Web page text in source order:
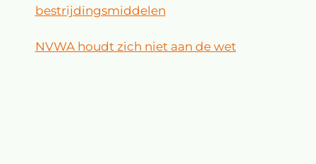
bestrijdingsmiddelen
NVWA houdt zich niet aan de wet